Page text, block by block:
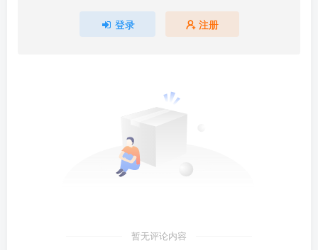
登录 注册
暂无评论内容